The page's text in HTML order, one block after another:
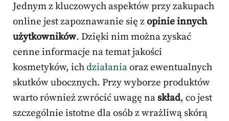
Jednym z kluczowych aspektów przy zakupach
online jest zapoznawanie się zopinie innych
użytkowników. Dzięki nim można zyskać
cenne informacje na temat jakości
kosmetyków, ichdziałaniaoraz ewentualnych
skutków ubocznych. Przy wyborze produktów
warto również zwrócić uwagę na skład, co jest
szczególnie istotne dla osób z wrażliwą skórą